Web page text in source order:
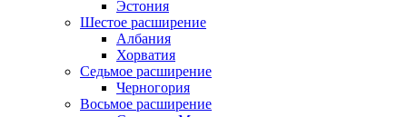
Эстония
Шестое расширение
Албания
Хорватия
Седьмое расширение
Черногория
Восьмое расширение